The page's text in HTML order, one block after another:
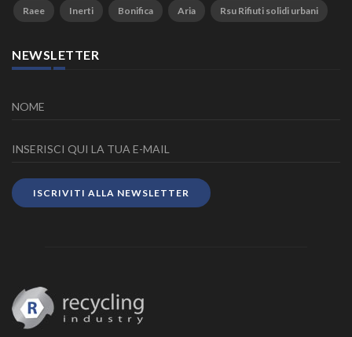
Raee Inerti Bonifica Aria Rsu Rifiuti solidi urbani
NEWSLETTER
ISCRIVITI ALLA NEWSLETTER